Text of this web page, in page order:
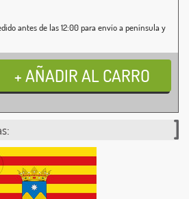
antes de las 12:00 para envío a península y